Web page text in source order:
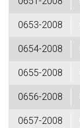
0653-2008
0654-2008
0655-2008
0656-2008
0657-2008